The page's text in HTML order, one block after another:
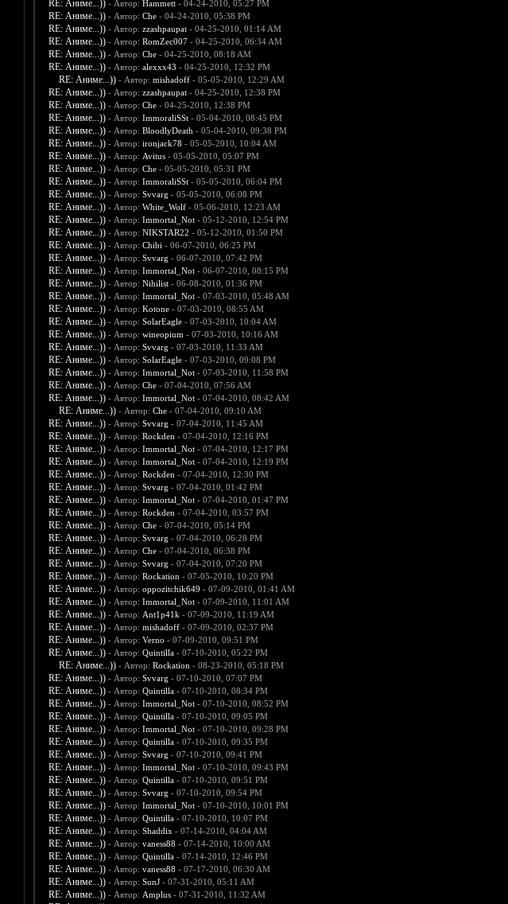
RE: Аниме...)) - Автор: Hammett- 04-24-2010, 05:27 PM
RE: Аниме...)) - Автор: Che- 04-24-2010, 05:38 PM
RE: Аниме...)) - Автор: zzashpaupat- 04-25-2010, 01:14 AM
RE: Аниме...)) - Автор: RomZec007- 04-25-2010, 06:34 AM
RE: Аниме...)) - Автор: Che- 04-25-2010, 08:18 AM
RE: Аниме...)) - Автор: alexxx43 - 04-25-2010, 12:32 PM
RE: Аниме...)) - Автор: mishadoff- 05-05-2010, 12:29 AM
RE: Аниме...)) - Автор: zzashpaupat- 04-25-2010, 12:38 PM
RE: Аниме...)) - Автор: Che- 04-25-2010, 12:38 PM
RE: Аниме...)) - Автор: ImmoraliSSt- 05-04-2010, 08:45 PM
RE: Аниме...)) - Автор: BloodlyDeath - 05-04-2010, 09:38 PM
RE: Аниме...)) - Автор: ironjack78 - 05-05-2010, 10:04 AM
RE: Аниме...)) - Автор: Avitus- 05-05-2010, 05:07 PM
RE: Аниме...)) - Автор: Che- 05-05-2010, 05:31 PM
RE: Аниме...)) - Автор: ImmoraliSSt- 05-05-2010, 06:04 PM
RE: Аниме...)) - Автор: Svvarg - 05-05-2010, 06:08 PM
RE: Аниме...)) - Автор: White_Wolf- 05-06-2010, 12:23 AM
RE: Аниме...)) - Автор: Immortal_Not- 05-12-2010, 12:54 PM
RE: Аниме...)) - Автор: NIKSTAR22 - 05-12-2010, 01:50 PM
RE: Аниме...)) - Автор: Chibi - 06-07-2010, 06:25 PM
RE: Аниме...)) - Автор: Svvarg - 06-07-2010, 07:42 PM
RE: Аниме...)) - Автор: Immortal_Not- 06-07-2010, 08:15 PM
RE: Аниме...)) - Автор: Nihilist- 06-08-2010, 01:36 PM
RE: Аниме...)) - Автор: Immortal_Not- 07-03-2010, 05:48 AM
RE: Аниме...)) - Автор: Kotone- 07-03-2010, 08:55 AM
RE: Аниме...)) - Автор: SolarEagle- 07-03-2010, 10:04 AM
RE: Аниме...)) - Автор: wineopium - 07-03-2010, 10:16 AM
RE: Аниме...)) - Автор: Svvarg - 07-03-2010, 11:33 AM
RE: Аниме...)) - Автор: SolarEagle- 07-03-2010, 09:08 PM
RE: Аниме...)) - Автор: Immortal_Not- 07-03-2010, 11:58 PM
RE: Аниме...)) - Автор: Che- 07-04-2010, 07:56 AM
RE: Аниме...)) - Автор: Immortal_Not- 07-04-2010, 08:42 AM
RE: Аниме...)) - Автор: Che- 07-04-2010, 09:10 AM
RE: Аниме...)) - Автор: Svvarg - 07-04-2010, 11:45 AM
RE: Аниме...)) - Автор: Rockden - 07-04-2010, 12:16 PM
RE: Аниме...)) - Автор: Immortal_Not- 07-04-2010, 12:17 PM
RE: Аниме...)) - Автор: Immortal_Not- 07-04-2010, 12:19 PM
RE: Аниме...)) - Автор: Rockden - 07-04-2010, 12:30 PM
RE: Аниме...)) - Автор: Svvarg - 07-04-2010, 01:42 PM
RE: Аниме...)) - Автор: Immortal_Not- 07-04-2010, 01:47 PM
RE: Аниме...)) - Автор: Rockden - 07-04-2010, 03:57 PM
RE: Аниме...)) - Автор: Che- 07-04-2010, 05:14 PM
RE: Аниме...)) - Автор: Svvarg - 07-04-2010, 06:28 PM
RE: Аниме...)) - Автор: Che- 07-04-2010, 06:38 PM
RE: Аниме...)) - Автор: Svvarg - 07-04-2010, 07:20 PM
RE: Аниме...)) - Автор: Rockation - 07-05-2010, 10:20 PM
RE: Аниме...)) - Автор: oppozitchik649 - 07-09-2010, 01:41 AM
RE: Аниме...)) - Автор: Immortal_Not- 07-09-2010, 11:01 AM
RE: Аниме...)) - Автор: Ant1p41k - 07-09-2010, 11:19 AM
RE: Аниме...)) - Автор: mishadoff- 07-09-2010, 02:37 PM
RE: Аниме...)) - Автор: Verno - 07-09-2010, 09:51 PM
RE: Аниме...)) - Автор: Quintilla- 07-10-2010, 05:22 PM
RE: Аниме...)) - Автор: Rockation - 08-23-2010, 05:18 PM
RE: Аниме...)) - Автор: Svvarg - 07-10-2010, 07:07 PM
RE: Аниме...)) - Автор: Quintilla- 07-10-2010, 08:34 PM
RE: Аниме...)) - Автор: Immortal_Not- 07-10-2010, 08:52 PM
RE: Аниме...)) - Автор: Quintilla- 07-10-2010, 09:05 PM
RE: Аниме...)) - Автор: Immortal_Not- 07-10-2010, 09:28 PM
RE: Аниме...)) - Автор: Quintilla- 07-10-2010, 09:35 PM
RE: Аниме...)) - Автор: Svvarg - 07-10-2010, 09:41 PM
RE: Аниме...)) - Автор: Immortal_Not- 07-10-2010, 09:43 PM
RE: Аниме...)) - Автор: Quintilla- 07-10-2010, 09:51 PM
RE: Аниме...)) - Автор: Svvarg - 07-10-2010, 09:54 PM
RE: Аниме...)) - Автор: Immortal_Not- 07-10-2010, 10:01 PM
RE: Аниме...)) - Автор: Quintilla- 07-10-2010, 10:07 PM
RE: Аниме...)) - Автор: Shaddix - 07-14-2010, 04:04 AM
RE: Аниме...)) - Автор: vaness88 - 07-14-2010, 10:00 AM
RE: Аниме...)) - Автор: Quintilla- 07-14-2010, 12:46 PM
RE: Аниме...)) - Автор: vaness88 - 07-17-2010, 06:30 AM
RE: Аниме...)) - Автор: SunJ- 07-31-2010, 05:11 AM
RE: Аниме...)) - Автор: Amplus- 07-31-2010, 11:32 AM